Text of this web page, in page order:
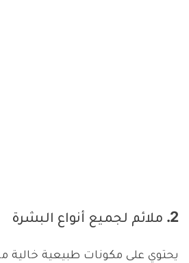
2. ملائم لجميع أنواع البشرة
يحتوي على مكونات طبيعية خالية